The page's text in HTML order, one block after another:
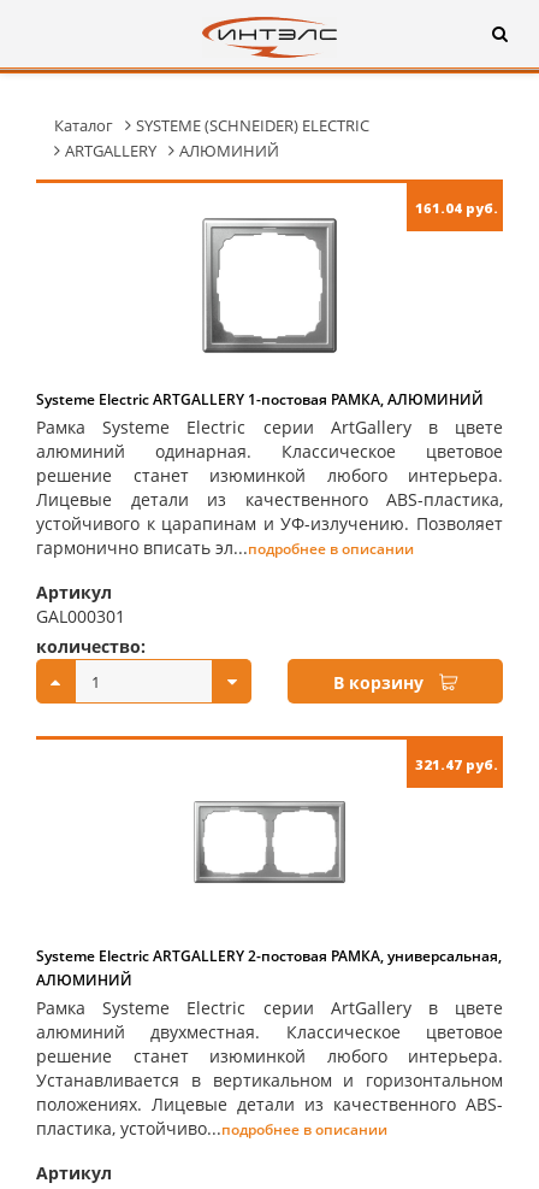
Каталог
SYSTEME (SCHNEIDER) ELECTRIC
ARTGALLERY
АЛЮМИНИЙ
161.04 руб.
Systeme Electric ARTGALLERY 1-постовая РАМКА, АЛЮМИНИЙ
Рамка Systeme Electric серии ArtGallery в цвете
алюминий одинарная. Классическое цветовое
решение станет изюминкой любого интерьера.
Лицевые детали из качественного ABS-пластика,
устойчивого к царапинам и УФ-излучению. Позволяет
гармонично вписать эл...подробнее в описании
Артикул
GAL000301
количество:
В корзину
321.47 руб.
Systeme Electric ARTGALLERY 2-постовая РАМКА, универсальная,
АЛЮМИНИЙ
Рамка Systeme Electric серии ArtGallery в цвете
алюминий двухместная. Классическое цветовое
решение станет изюминкой любого интерьера.
Устанавливается в вертикальном и горизонтальном
положениях. Лицевые детали из качественного ABS-
пластика, устойчиво...подробнее в описании
Артикул